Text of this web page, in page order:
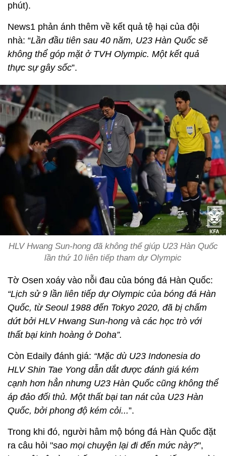
phút).
News1 phản ánh thêm về kết quả tệ hại của đội
nhà: “Lần đầu tiên sau 40 năm, U23 Hàn Quốc sẽ
không thể góp mặt ở TVH Olympic. Một kết quả
thực sự gây sốc”.
HLV Hwang Sun-hong đã không thể giúp U23 Hàn Quốc
lần thứ 10 liên tiếp tham dự Olympic
Tờ Osen xoáy vào nỗi đau của bóng đá Hàn Quốc:
“Lịch sử 9 lần liên tiếp dự Olympic của bóng đá Hàn
Quốc, từ Seoul 1988 đến Tokyo 2020, đã bị chấm
dứt bởi HLV Hwang Sun-hong và các học trò với
thất bại kinh hoàng ở Doha”.
Còn Edaily đánh giá: “Mặc dù U23 Indonesia do
HLV Shin Tae Yong dẫn dắt được đánh giá kém
cạnh hơn hẳn nhưng U23 Hàn Quốc cũng không thể
áp đảo đối thủ. Một thất bại tan nát của U23 Hàn
Quốc, bởi phong độ kém cỏi...”.
Trong khi đó, người hâm mộ bóng đá Hàn Quốc đặt
ra câu hỏi "sao mọi chuyện lại đi đến mức này?",